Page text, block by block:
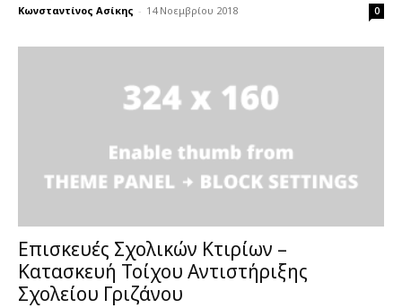
Κωνσταντίνος Ασίκης - 14 Νοεμβρίου 2018 0
Επισκευές Σχολικών Κτιρίων –
Κατασκευή Τοίχου Αντιστήριξης
Σχολείου Γριζάνου